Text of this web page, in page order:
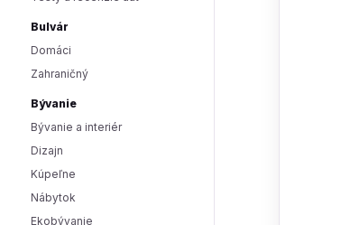
Bulvár
Domáci
Zahraničný
Bývanie
Bývanie a interiér
Dizajn
Kúpeľne
Nábytok
Ekobývanie